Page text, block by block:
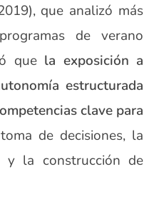
que analizó más
de verano
que la exposición a
estructurada
clave para
de decisiones, la
y la construcción de